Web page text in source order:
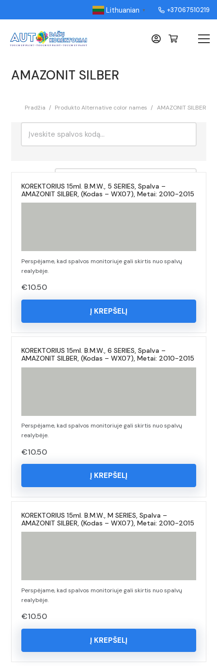
Lithuanian ▼ +37067510219
AMAZONIT SILBER
Pradžia / Produkto Alternative color names / AMAZONIT SILBER
KOREKTORIUS 15ml. B.M.W., 5 SERIES, Spalva –
AMAZONIT SILBER, (Kodas – WX07), Metai: 2010-2015
Perspėjame, kad spalvos monitoriuje gali skirtis nuo spalvų
realybėje.
€10.50
Į KREPŠELĮ
KOREKTORIUS 15ml. B.M.W., 6 SERIES, Spalva –
AMAZONIT SILBER, (Kodas – WX07), Metai: 2010-2015
Perspėjame, kad spalvos monitoriuje gali skirtis nuo spalvų
realybėje.
€10.50
Į KREPŠELĮ
KOREKTORIUS 15ml. B.M.W., M SERIES, Spalva –
AMAZONIT SILBER, (Kodas – WX07), Metai: 2010-2015
Perspėjame, kad spalvos monitoriuje gali skirtis nuo spalvų
realybėje.
€10.50
Į KREPŠELĮ